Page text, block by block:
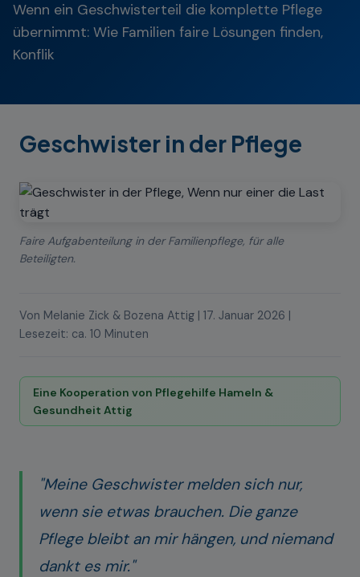
Wenn ein Geschwisterteil die komplette Pflege
übernimmt: Wie Familien faire Lösungen finden,
Konflik
Geschwister in der Pflege
Faire Aufgabenteilung in der Familienpflege, für alle
Beteiligten.
Von Melanie Zick & Bozena Attig | 17. Januar 2026 |
Lesezeit: ca. 10 Minuten
Eine Kooperation von Pflegehilfe Hameln &
Gesundheit Attig
"Meine Geschwister melden sich nur,
wenn sie etwas brauchen. Die ganze
Pflege bleibt an mir hängen, und niemand
dankt es mir."